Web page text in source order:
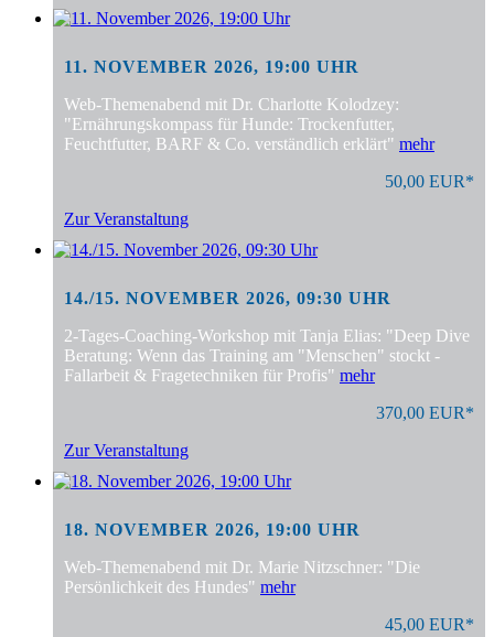
11. NOVEMBER 2026, 19:00 UHR
Web-Themenabend mit Dr. Charlotte Kolodzey:
"Ernährungskompass für Hunde: Trockenfutter,
Feuchtfutter, BARF & Co. verständlich erklärt" mehr
50,00 EUR*
Zur Veranstaltung
14./15. NOVEMBER 2026, 09:30 UHR
2-Tages-Coaching-Workshop mit Tanja Elias: "Deep Dive
Beratung: Wenn das Training am "Menschen" stockt -
Fallarbeit & Fragetechniken für Profis" mehr
370,00 EUR*
Zur Veranstaltung
18. NOVEMBER 2026, 19:00 UHR
Web-Themenabend mit Dr. Marie Nitzschner: "Die
Persönlichkeit des Hundes" mehr
45,00 EUR*